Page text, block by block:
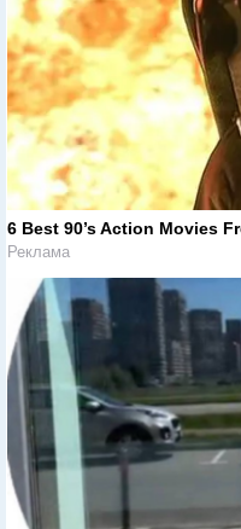
6 Best 90’s Action Movies
Реклама